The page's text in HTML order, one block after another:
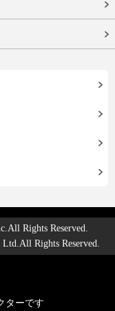
Rights Reserved.
Rights Reserved.
ターです